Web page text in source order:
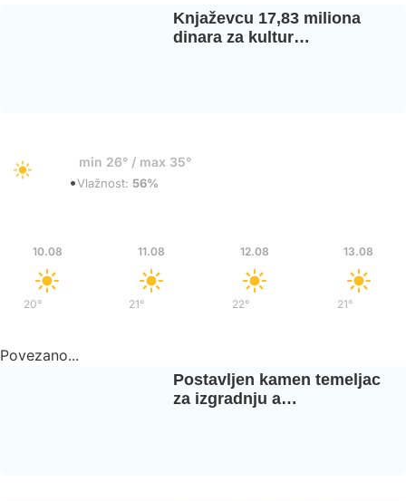
Knjaževcu 17,83 miliona
dinara za kultur…
min 26° / max 35°
•Vlažnost: 56%
10.08
20°
11.08
21°
12.08
22°
13.08
21°/
Povezano...
Postavljen kamen temeljac
za izgradnju a…